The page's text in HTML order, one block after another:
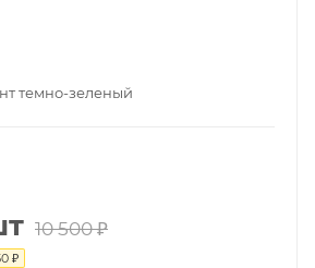
темно-зеленый
10 500₽
₽